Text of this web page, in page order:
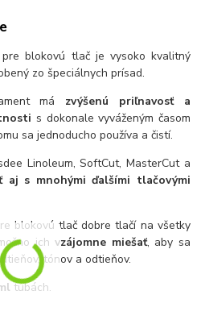
pre blokovú tlač je vysoko kvalitný
zo špeciálnych prísad.
má zvýšenú priľnavosť a
s dokonale vyváženým časom
sa jednoducho používa a čistí.
Linoleum, SoftCut, MasterCut a
aj s mnohými ďalšími tlačovými
blokovú tlač dobre tlačí na všetky
ichvzájomne miešať, aby sa
tónov a odtieňov.
tubách.